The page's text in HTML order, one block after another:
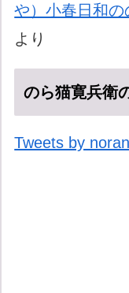
や）小春日和
より
のら猫寛兵衛
Tweets by